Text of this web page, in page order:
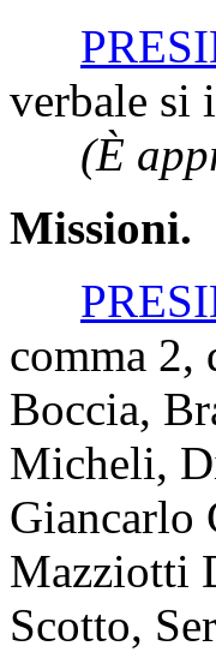
verbale si
(È
Missioni.
comma 2,
Boccia,
Micheli,
Mazziotti
Scotto,